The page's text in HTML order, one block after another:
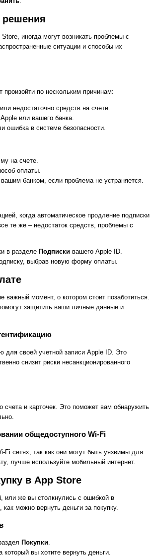
иногда могут возникать проблемы с
ситуации и способы их
по нескольким причинам:
недостаточно средств на счете.
или вашего банка.
ошибка в системе безопасности.
на счете.
оплаты.
банком, если проблема не устраняется.
когда автоматическое продление подписки
те же – недостаток средств, проблемы с
в разделе Подписки вашего Apple ID.
выбрав новую форму оплаты.
важный момент, о котором стоит позаботиться.
защитить ваши личные данные и
своей учетной записи Apple ID. Это
снизит риски несанкционированного
счета и карточек. Это поможет вам обнаружить
общедоступного Wi-Fi
сетях, так как они могут быть уязвимы для
лучше используйте мобильный интернет.
в App Store
или же вы столкнулись с ошибкой в
можно вернуть деньги за покупку.
Покупки.
который вы хотите вернуть деньги.